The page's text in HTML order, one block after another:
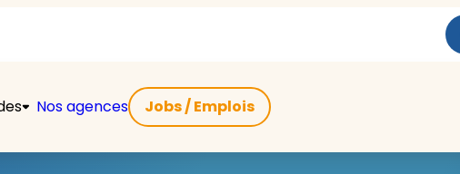
Nos agences Jobs / Emplois